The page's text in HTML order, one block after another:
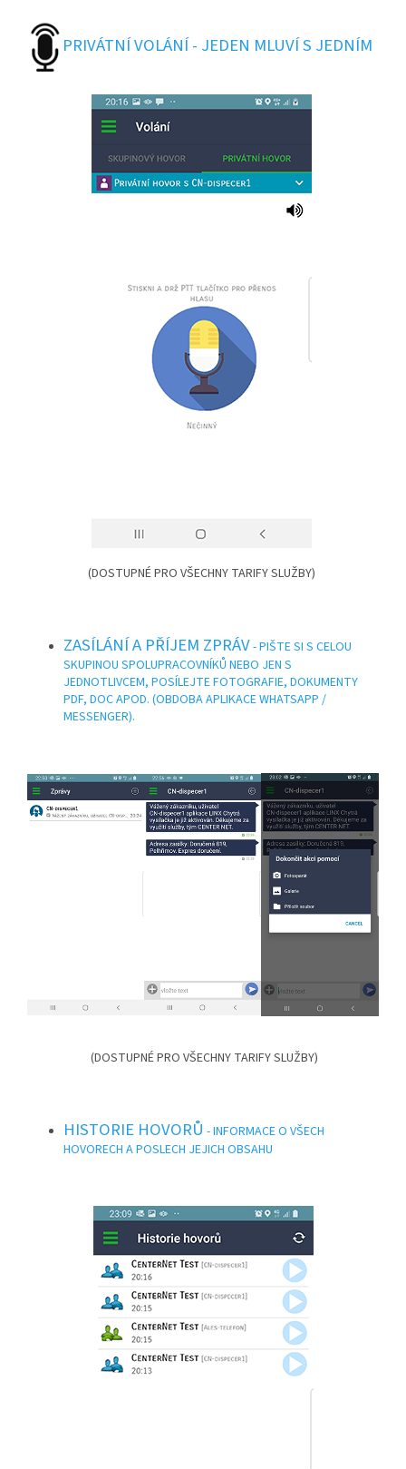
PRIVÁTNÍ VOLÁNÍ - JEDEN MLUVÍ S JEDNÍM
(DOSTUPNÉ PRO VŠECHNY TARIFY SLUŽBY)
ZASÍLÁNÍ A PŘÍJEM ZPRÁV- PIŠTE SI S CELOU
SKUPINOU SPOLUPRACOVNÍKŮ NEBO JEN S
JEDNOTLIVCEM, POSÍLEJTE FOTOGRAFIE, DOKUMENTY
PDF, DOC APOD. (OBDOBA APLIKACE WHATSAPP /
MESSENGER).
(DOSTUPNÉ PRO VŠECHNY TARIFY SLUŽBY)
HISTORIE HOVORŮ - INFORMACE O VŠECH
HOVORECH A POSLECH JEJICH OBSAHU